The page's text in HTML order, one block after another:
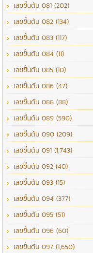
เลขขึ้นต้น 081 (202)
เลขขึ้นต้น 082 (134)
เลขขึ้นต้น 083 (117)
เลขขึ้นต้น 084 (11)
เลขขึ้นต้น 085 (10)
เลขขึ้นต้น 086 (47)
เลขขึ้นต้น 088 (88)
เลขขึ้นต้น 089 (590)
เลขขึ้นต้น 090 (209)
เลขขึ้นต้น 091 (1,743)
เลขขึ้นต้น 092 (40)
เลขขึ้นต้น 093 (15)
เลขขึ้นต้น 094 (377)
เลขขึ้นต้น 095 (51)
เลขขึ้นต้น 096 (60)
เลขขึ้นต้น 097 (1,650)